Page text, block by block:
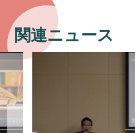
関連ニュース